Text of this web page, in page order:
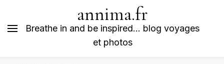
annima.fr
Breathe in and be inspired… blog voyages
et photos